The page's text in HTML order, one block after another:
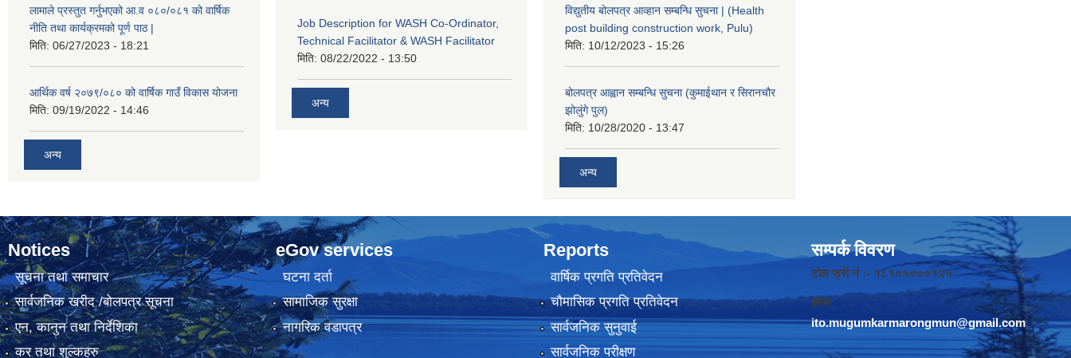
लामाले प्रस्तुत गर्नुभएको आ.व ०८०/०८१ को वार्षिक
नीति तथा कार्यक्रमको पूर्ण पाठ |
मिति: 06/27/2023 - 18:21
आर्थिक वर्ष २०७९/०८० को वार्षिक गाउँ विकास योजना
मिति: 09/19/2022 - 14:46
अन्य
Job Description for WASH Co-Ordinator,
Technical Facilitator & WASH Facilitator
मिति: 08/22/2022 - 13:50
अन्य
विद्युतीय बोलपत्र आव्हान सम्बन्धि सुचना | (Health
post building construction work, Pulu)
मिति: 10/12/2023 - 15:26
बोलपत्र आह्वान सम्बन्धि सुचना (कुमाईथान र सिरानचौर
झोलुंगे पुल)
मिति: 10/28/2020 - 13:47
अन्य
Notices
सूचना तथा समाचार
सार्वजनिक खरीद /बोलपत्र सूचना
एन, कानुन तथा निर्देशिका
कर तथा शुल्कहरु
eGov services
घटना दर्ता
सामाजिक सुरक्षा
नागरिक वडापत्र
Reports
वार्षिक प्रगति प्रतिवेदन
चौमासिक प्रगति प्रतिवेदन
सार्वजनिक सुनुवाई
सार्वजनिक परीक्षण
सम्पर्क विवरण
टोल फ्री नं :- १८१०५०००१२५
इमेल :
ito.mugumkarmarongmun@gmail.com